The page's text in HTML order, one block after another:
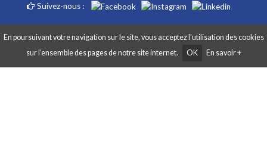
Suivez-nous :
Copyright AGRISPOR 2018 © - Tous droits réservés - Site réalisé par Graphibox
En poursuivant votre navigation sur le site, vous acceptez l'utilisation des cookies
sur l’ensemble des pages de notre site internet.
OK En savoir +